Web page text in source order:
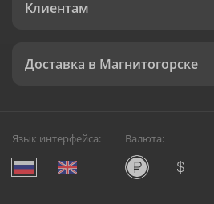
Клиентам
Доставка в Магнитогорске
Язык интерфейса: Валюта: